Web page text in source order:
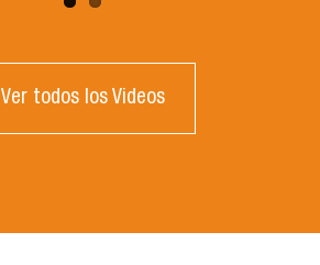
Ver todos los Videos